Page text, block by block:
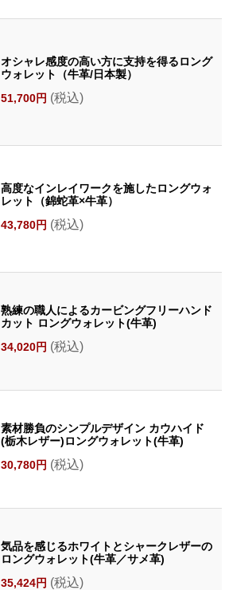
オシャレ感度の高い方に支持を得るロング
ウォレット（牛革/日本製）
51,700円 (税込)
高度なインレイワークを施したロングウォ
レット（錦蛇革×牛革）
43,780円 (税込)
熟練の職人によるカービングフリーハンド
カット ロングウォレット(牛革)
34,020円 (税込)
素材勝負のシンプルデザイン カウハイド
(栃木レザー)ロングウォレット(牛革)
30,780円 (税込)
気品を感じるホワイトとシャークレザーの
ロングウォレット(牛革／サメ革)
35,424円 (税込)